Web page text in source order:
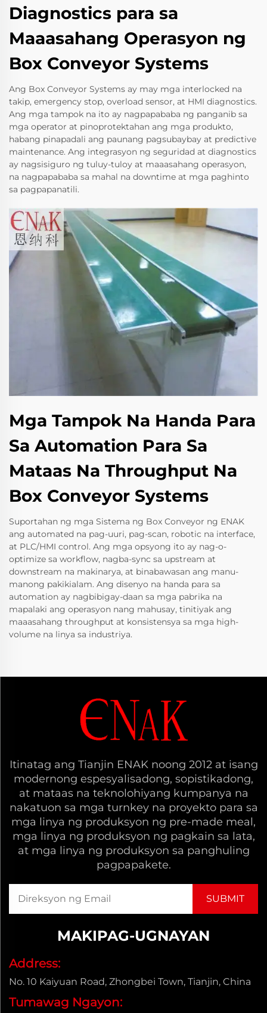
Diagnostics para sa
Maaasahang Operasyon ng
Box Conveyor Systems
Ang Box Conveyor Systems ay may mga interlocked na
takip, emergency stop, overload sensor, at HMI diagnostics.
Ang mga tampok na ito ay nagpapababa ng panganib sa
mga operator at pinoprotektahan ang mga produkto,
habang pinapadali ang paunang pagsubaybay at predictive
maintenance. Ang integrasyon ng seguridad at diagnostics
ay nagsisiguro ng tuluy-tuloy at maaasahang operasyon,
na nagpapababa sa mahal na downtime at mga paghinto
sa pagpapanatili.
Mga Tampok Na Handa Para
Sa Automation Para Sa
Mataas Na Throughput Na
Box Conveyor Systems
Suportahan ng mga Sistema ng Box Conveyor ng ENAK
ang automated na pag-uuri, pag-scan, robotic na interface,
at PLC/HMI control. Ang mga opsyong ito ay nag-o-
optimize sa workflow, nagba-sync sa upstream at
downstream na makinarya, at binabawasan ang manu-
manong pakikialam. Ang disenyo na handa para sa
automation ay nagbibigay-daan sa mga pabrika na
mapalaki ang operasyon nang mahusay, tinitiyak ang
maaasahang throughput at konsistensya sa mga high-
volume na linya sa industriya.
Itinatag ang Tianjin ENAK noong 2012 at isang
modernong espesyalisadong, sopistikadong,
at mataas na teknolohiyang kumpanya na
nakatuon sa mga turnkey na proyekto para sa
mga linya ng produksyon ng pre-made meal,
mga linya ng produksyon ng pagkain sa lata,
at mga linya ng produksyon sa panghuling
pagpapakete.
MAKIPAG-UGNAYAN
Address:
No. 10 Kaiyuan Road, Zhongbei Town, Tianjin, China
Tumawag Ngayon: